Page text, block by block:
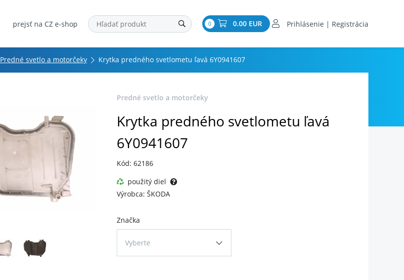
prejsť na CZ e-shop 0 0.00 EUR Prihlásenie | Registrácia
Predné svetlo a motorčeky Krytka predného svetlometu ľavá 6Y0941607
Predné svetlo a motorčeky
Krytka predného svetlometu ľavá
6Y0941607
Kód: 62186
použitý diel
Výrobca: ŠKODA
Značka
Vyberte